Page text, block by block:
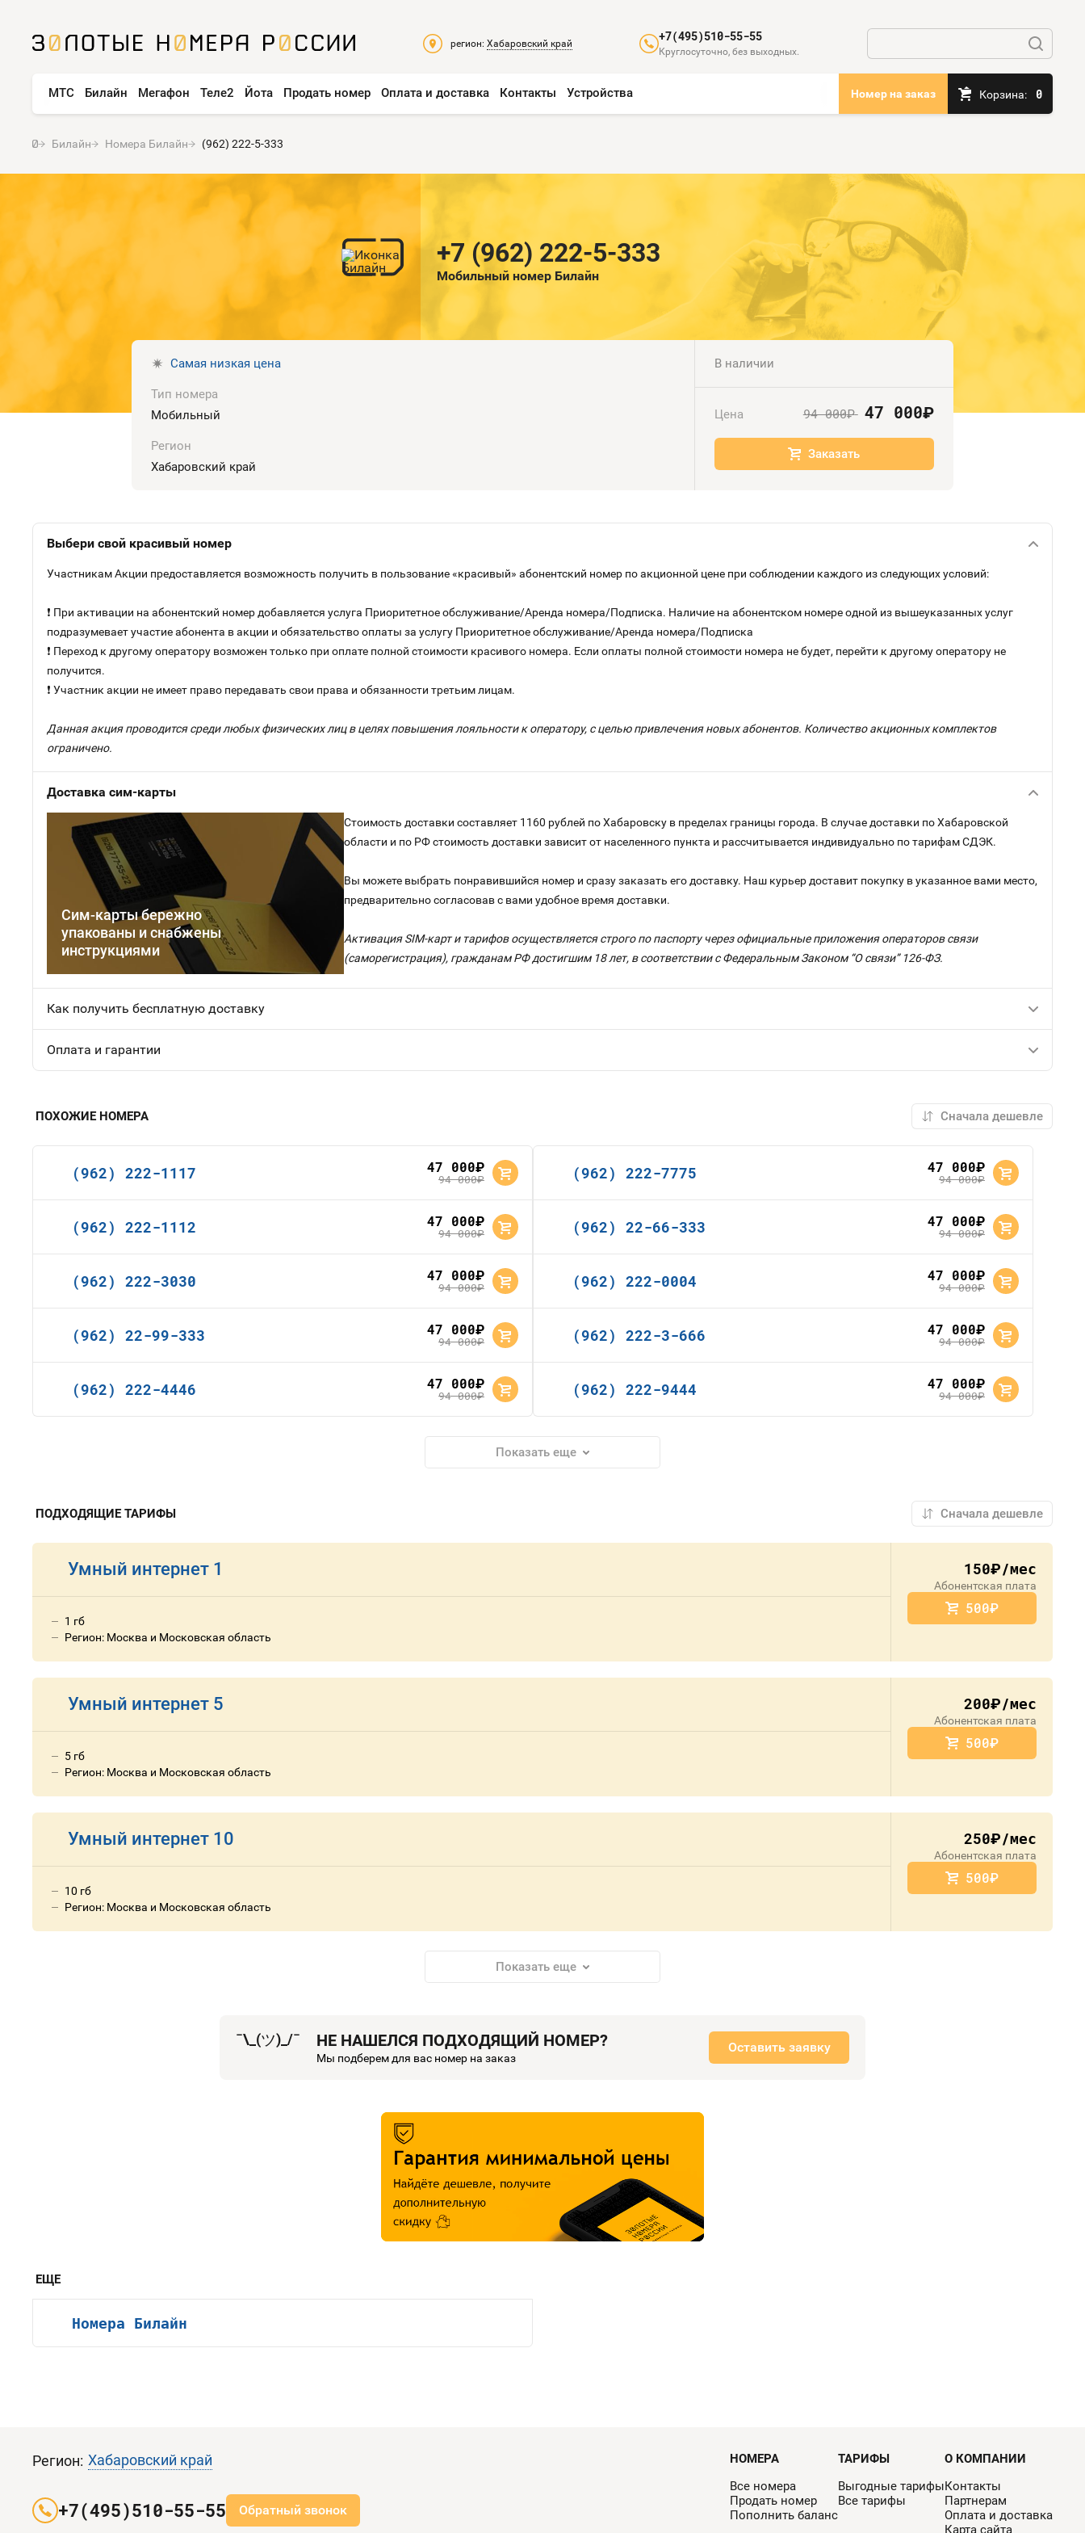
регион: Хабаровский край +7(495)510-55-55
Круглосуточно, без выходных.
МТС Билайн Мегафон Теле2 Йота Продать номер Оплата и доставка Контакты Устройства Номер на заказ Корзина: 0
Билайн Номера Билайн (962) 222-5-333
+7 (962) 222-5-333
Мобильный номер Билайн
Самая низкая цена
Тип номера
Мобильный
Регион
Хабаровский край
В наличии
Цена 94 000руб. 47 000руб.
Заказать
Выбери свой красивый номер
Участникам Акции предоставляется возможность получить в пользование «красивый» абонентский номер по акционной цене при соблюдении каждого из следующих условий:
❗ При активации на абонентский номер добавляется услуга Приоритетное обслуживание/Аренда номера/Подписка. Наличие на абонентском номере одной из вышеуказанных услуг
подразумевает участие абонента в акции и обязательство оплаты за услугу Приоритетное обслуживание/Аренда номера/Подписка
❗ Переход к другому оператору возможен только при оплате полной стоимости красивого номера. Если оплаты полной стоимости номера не будет, перейти к другому оператору не
получится.
❗ Участник акции не имеет право передавать свои права и обязанности третьим лицам.
Данная акция проводится среди любых физических лиц в целях повышения лояльности к оператору, с целью привлечения новых абонентов. Количество акционных комплектов
ограничено.
Доставка сим-карты
Сим-карты бережно
упакованы и снабжены
инструкциями
Стоимость доставки составляет 1160 рублей по Хабаровску в пределах границы города. В случае доставки по Хабаровской
области и по РФ стоимость доставки зависит от населенного пункта и рассчитывается индивидуально по тарифам СДЭК.
Вы можете выбрать понравившийся номер и сразу заказать его доставку. Наш курьер доставит покупку в указанное вами место,
предварительно согласовав с вами удобное время доставки.
Активация SIM-карт и тарифов осуществляется строго по паспорту через официальные приложения операторов связи
(саморегистрация), гражданам РФ достигшим 18 лет, в соответствии с Федеральным Законом “О связи” 126-ФЗ.
Как получить бесплатную доставку
Оплата и гарантии
ПОХОЖИЕ НОМЕРА
(962) 222-1117 47 000руб.
94 000руб. (962) 222-7775 47 000руб.
94 000руб.
(962) 222-1112 47 000руб.
94 000руб. (962) 22-66-333 47 000руб.
94 000руб.
(962) 222-3030 47 000руб.
94 000руб. (962) 222-0004 47 000руб.
94 000руб.
(962) 22-99-333 47 000руб.
94 000руб. (962) 222-3-666 47 000руб.
94 000руб.
(962) 222-4446 47 000руб.
94 000руб. (962) 222-9444 47 000руб.
94 000руб.
Показать еще
ПОДХОДЯЩИЕ ТАРИФЫ
Умный интернет 1
1 гб
Регион: Москва и Московская область
150руб./мес
Абонентская плата
500руб.
Умный интернет 5
5 гб
Регион: Москва и Московская область
200руб./мес
Абонентская плата
500руб.
Умный интернет 10
10 гб
Регион: Москва и Московская область
250руб./мес
Абонентская плата
500руб.
Показать еще
¯\_(ツ)_/¯ НЕ НАШЕЛСЯ ПОДХОДЯЩИЙ НОМЕР?
Мы подберем для вас номер на заказ
Оставить заявку
ЕЩЕ
Номера Билайн
НОМЕРА
Все номера
Продать номер
Пополнить баланс
ТАРИФЫ
Выгодные тарифы
Все тарифы
О КОМПАНИИ
Контакты
Партнерам
Оплата и доставка
Карта сайта
Регион: Хабаровский край
+7(495)510-55-55 Обратный звонок